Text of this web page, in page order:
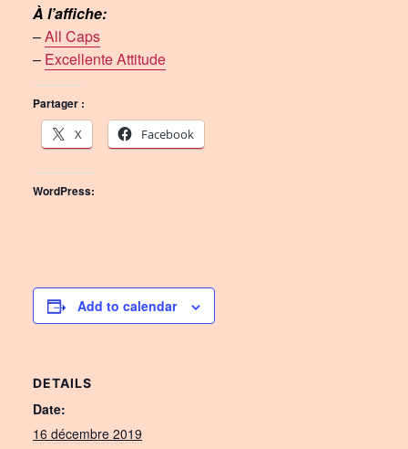
À l’affiche:
–All Caps
– Excellente Attitude
Partager :
X
Facebook
WordPress:
Add to calendar
DETAILS
Date:
16 décembre 2019